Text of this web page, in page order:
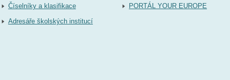
Číselníky a klasifikace
Adresáře školských institucí
PORTÁL YOUR EUROPE